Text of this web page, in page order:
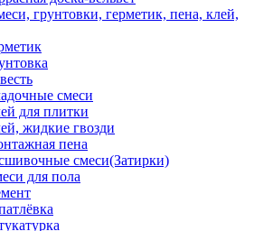
грунтовки, герметик, пена, клей,
смеси
для плитки
жидкие гвозди
пена
смеси(Затирки)
для пола